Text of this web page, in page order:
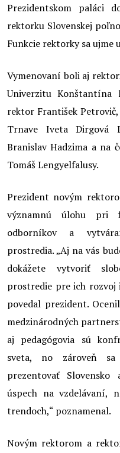
Prezidentskom paláci
rektorku Slovenskej
Funkcie rektorky sa ujme
Vymenovaní boli aj
Univerzitu
rektor František
Trnave Iveta Dirgová
Branislav Hadzima a na
Tomáš Lengyelfalusy.
Prezident novým
významnú úlohu pri
odborníkov a
prostredia. „Aj na vás
dokážete vytvoriť
prostredie pre ich rozvoj
povedal prezident.
medzinárodných
aj pedagógovia sú
sveta, no zároveň
prezentovať
úspech na vzdelávaní,
trendoch,“ poznamenal.
Novým rektorom a